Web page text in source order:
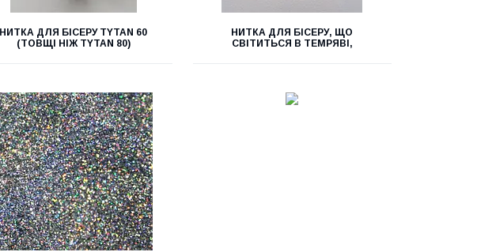
НИТКА ДЛЯ БІСЕРУ ТYTAN 60
(ТОВЩІ НІЖ ТYTAN 80)
НИТКА ДЛЯ БІСЕРУ, ЩО
СВІТИТЬСЯ В ТЕМРЯВІ,